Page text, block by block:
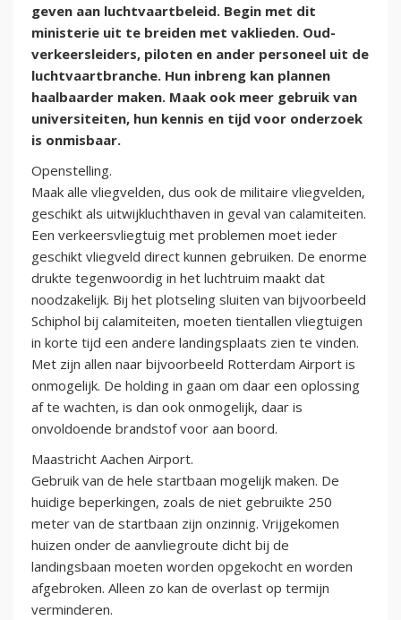
geven aan luchtvaartbeleid. Begin met dit
ministerie uit te breiden met vaklieden. Oud-
verkeersleiders, piloten en ander personeel uit de
luchtvaartbranche. Hun inbreng kan plannen
haalbaarder maken. Maak ook meer gebruik van
universiteiten, hun kennis en tijd voor onderzoek
is onmisbaar.
Openstelling.
Maak alle vliegvelden, dus ook de militaire vliegvelden,
geschikt als uitwijkluchthaven in geval van calamiteiten.
Een verkeersvliegtuig met problemen moet ieder
geschikt vliegveld direct kunnen gebruiken. De enorme
drukte tegenwoordig in het luchtruim maakt dat
noodzakelijk. Bij het plotseling sluiten van bijvoorbeeld
Schiphol bij calamiteiten, moeten tientallen vliegtuigen
in korte tijd een andere landingsplaats zien te vinden.
Met zijn allen naar bijvoorbeeld Rotterdam Airport is
onmogelijk. De holding in gaan om daar een oplossing
af te wachten, is dan ook onmogelijk, daar is
onvoldoende brandstof voor aan boord.
Maastricht Aachen Airport.
Gebruik van de hele startbaan mogelijk maken. De
huidige beperkingen, zoals de niet gebruikte 250
meter van de startbaan zijn onzinnig. Vrijgekomen
huizen onder de aanvliegroute dicht bij de
landingsbaan moeten worden opgekocht en worden
afgebroken. Alleen zo kan de overlast op termijn
verminderen.